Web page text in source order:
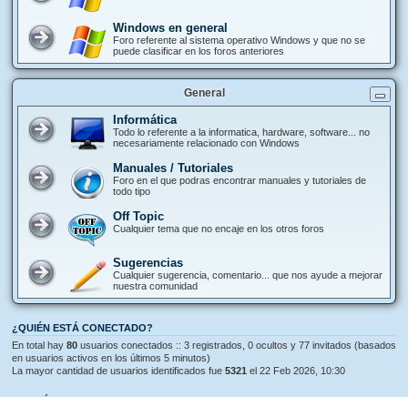
Windows en general
Foro referente al sistema operativo Windows y que no se
puede clasificar en los foros anteriores
General
Informática
Todo lo referente a la informatica, hardware, software... no
necesariamente relacionado con Windows
Manuales / Tutoriales
Foro en el que podras encontrar manuales y tutoriales de
todo tipo
Off Topic
Cualquier tema que no encaje en los otros foros
Sugerencias
Cualquier sugerencia, comentario... que nos ayude a mejorar
nuestra comunidad
¿QUIÉN ESTÁ CONECTADO?
En total hay 80 usuarios conectados :: 3 registrados, 0 ocultos y 77 invitados (basados
en usuarios activos en los últimos 5 minutos)
La mayor cantidad de usuarios identificados fue 5321 el 22 Feb 2026, 10:30